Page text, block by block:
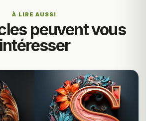
À LIRE AUSSI
peuvent vous
intéresser